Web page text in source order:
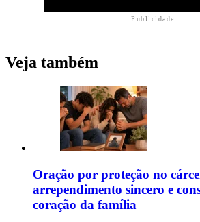
Publicidade
Veja também
Oração por proteção no
arrependimento sincero e
coração da família